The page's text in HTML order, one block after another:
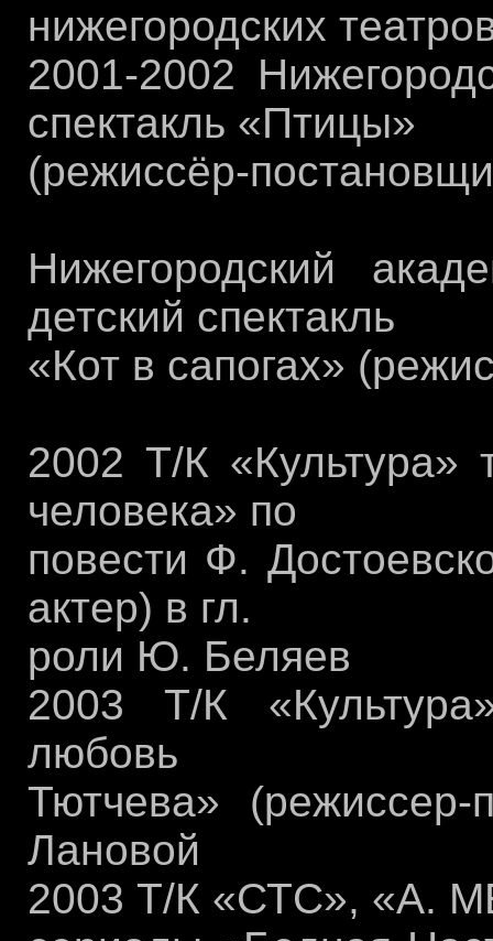
нижегородских
2001-2002
спектакль «Птицы»
(режиссёр-
Нижегородский
детский спектакль
«Кот в сапогах»
2002 Т/К
человека» по
повести Ф.
актер) в гл.
роли Ю. Беляев
2003 Т/К
любовь
Тютчева»
Лановой
2003 Т/К «СТС», «A.